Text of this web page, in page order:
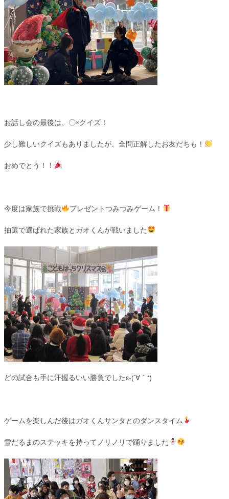
お話し会の最後は、〇×クイズ！
少し難しいクイズもありましたが、全問正解したお友だちも！
おめでとう！！
今度は家族で挑戦 プレゼントつみつみゲーム！
抽選で選ばれた家族とガオくんが戦いました
どの試合も手に汗握るいい勝負でしたε-(´∀｀*)
ゲームを楽しんだ後はガオくんサンタとのダンスタイム
雪だるまのステッキを持ってノリノリで踊りました